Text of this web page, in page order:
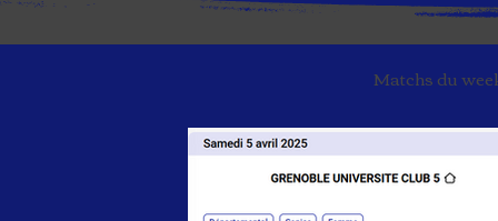
Matchs du